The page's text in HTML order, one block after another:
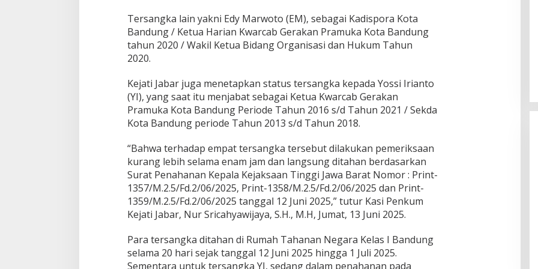
r
a
m
B
a
n
u
g
Tersangka lain yakni Edy Marwoto (EM), sebagai Kadispora Kota
Bandung / Ketua Harian Kwarcab Gerakan Pramuka Kota Bandung
tahun 2020 / Wakil Ketua Bidang Organisasi dan Hukum Tahun
2020.
Kejati Jabar juga menetapkan status tersangka kepada Yossi Irianto
(YI), yang saat itu menjabat sebagai Ketua Kwarcab Gerakan
Pramuka Kota Bandung Periode Tahun 2016 s/d Tahun 2021 / Sekda
Kota Bandung periode Tahun 2013 s/d Tahun 2018.
“Bahwa terhadap empat tersangka tersebut dilakukan pemeriksaan
kurang lebih selama enam jam dan langsung ditahan berdasarkan
Surat Penahanan Kepala Kejaksaan Tinggi Jawa Barat Nomor : Print-
1357/M.2.5/Fd.2/06/2025, Print-1358/M.2.5/Fd.2/06/2025 dan Print-
1359/M.2.5/Fd.2/06/2025 tanggal 12 Juni 2025,” tutur Kasi Penkum
Kejati Jabar, Nur Sricahyawijaya, S.H., M.H, Jumat, 13 Juni 2025.
Para tersangka ditahan di Rumah Tahanan Negara Kelas I Bandung
selama 20 hari sejak tanggal 12 Juni 2025 hingga 1 Juli 2025.
Sementara untuk tersangka YI, sedang dalam penahanan pada
Di Tengah Tekanan AS, Kuba